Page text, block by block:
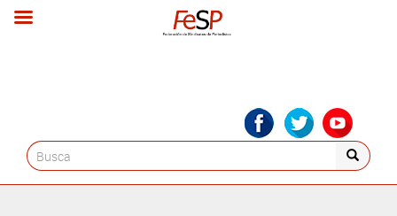
Search
for: